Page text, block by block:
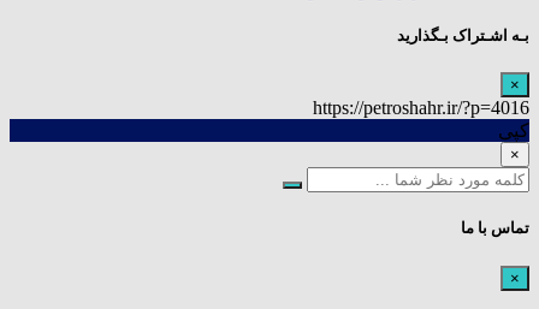
بـه اشـتراک بـگذارید
×
https://petroshahr.ir/?p=4016
کپی
×
تماس با ما
×